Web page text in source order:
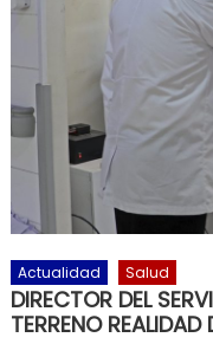
Actualidad Salud
DIRECTOR DEL
TERRENO REALIDAD